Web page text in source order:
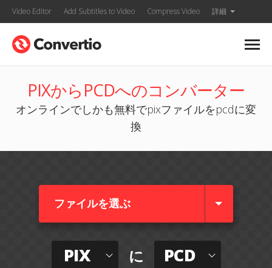
Video Editor Add Subtitles to Video Compress Video 詳細
PIXからPCDへのコンバーター
オンラインでしかも無料でpixファイルをpcdに変
換
ファイルを選ぶ
PIX に PCD